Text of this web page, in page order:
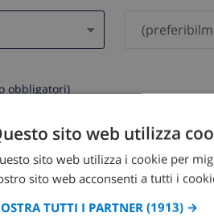
obbligatori)
non saranno mai condivisi
sito web utilizza
sito web utilizza i cookie per
sito web acconsenti a tutti i
TUTTI I PARTNER (1913) →